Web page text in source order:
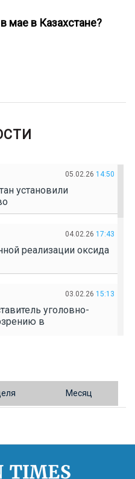
мае в Казахстане?
05.02.26 14:50
установили
04.02.26 17:43
реализации оксида
03.02.26 15:13
уголовно-
в
выращивание
о зоне, свободной от
Месяц